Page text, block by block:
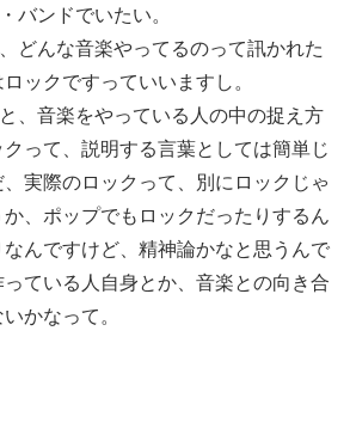
バンドでいたい。
どんな音楽やってるのって訊かれた
ックですっていいますし。
、音楽をやっている人の中の捉え方
って、説明する言葉としては簡単じ
実際のロックって、別にロックじゃ
、ポップでもロックだったりするん
んですけど、精神論かなと思うんで
ている人自身とか、音楽との向き合
かなって。